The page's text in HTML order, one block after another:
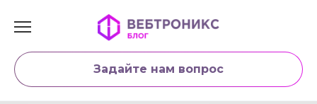
Задайте нам вопрос